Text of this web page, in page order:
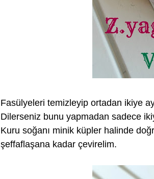
Fasülyeleri temizleyip ortadan ikiye
Dilerseniz bunu yapmadan sadece
Kuru soğanı minik küpler halinde
şeffaflaşana kadar çevirelim.